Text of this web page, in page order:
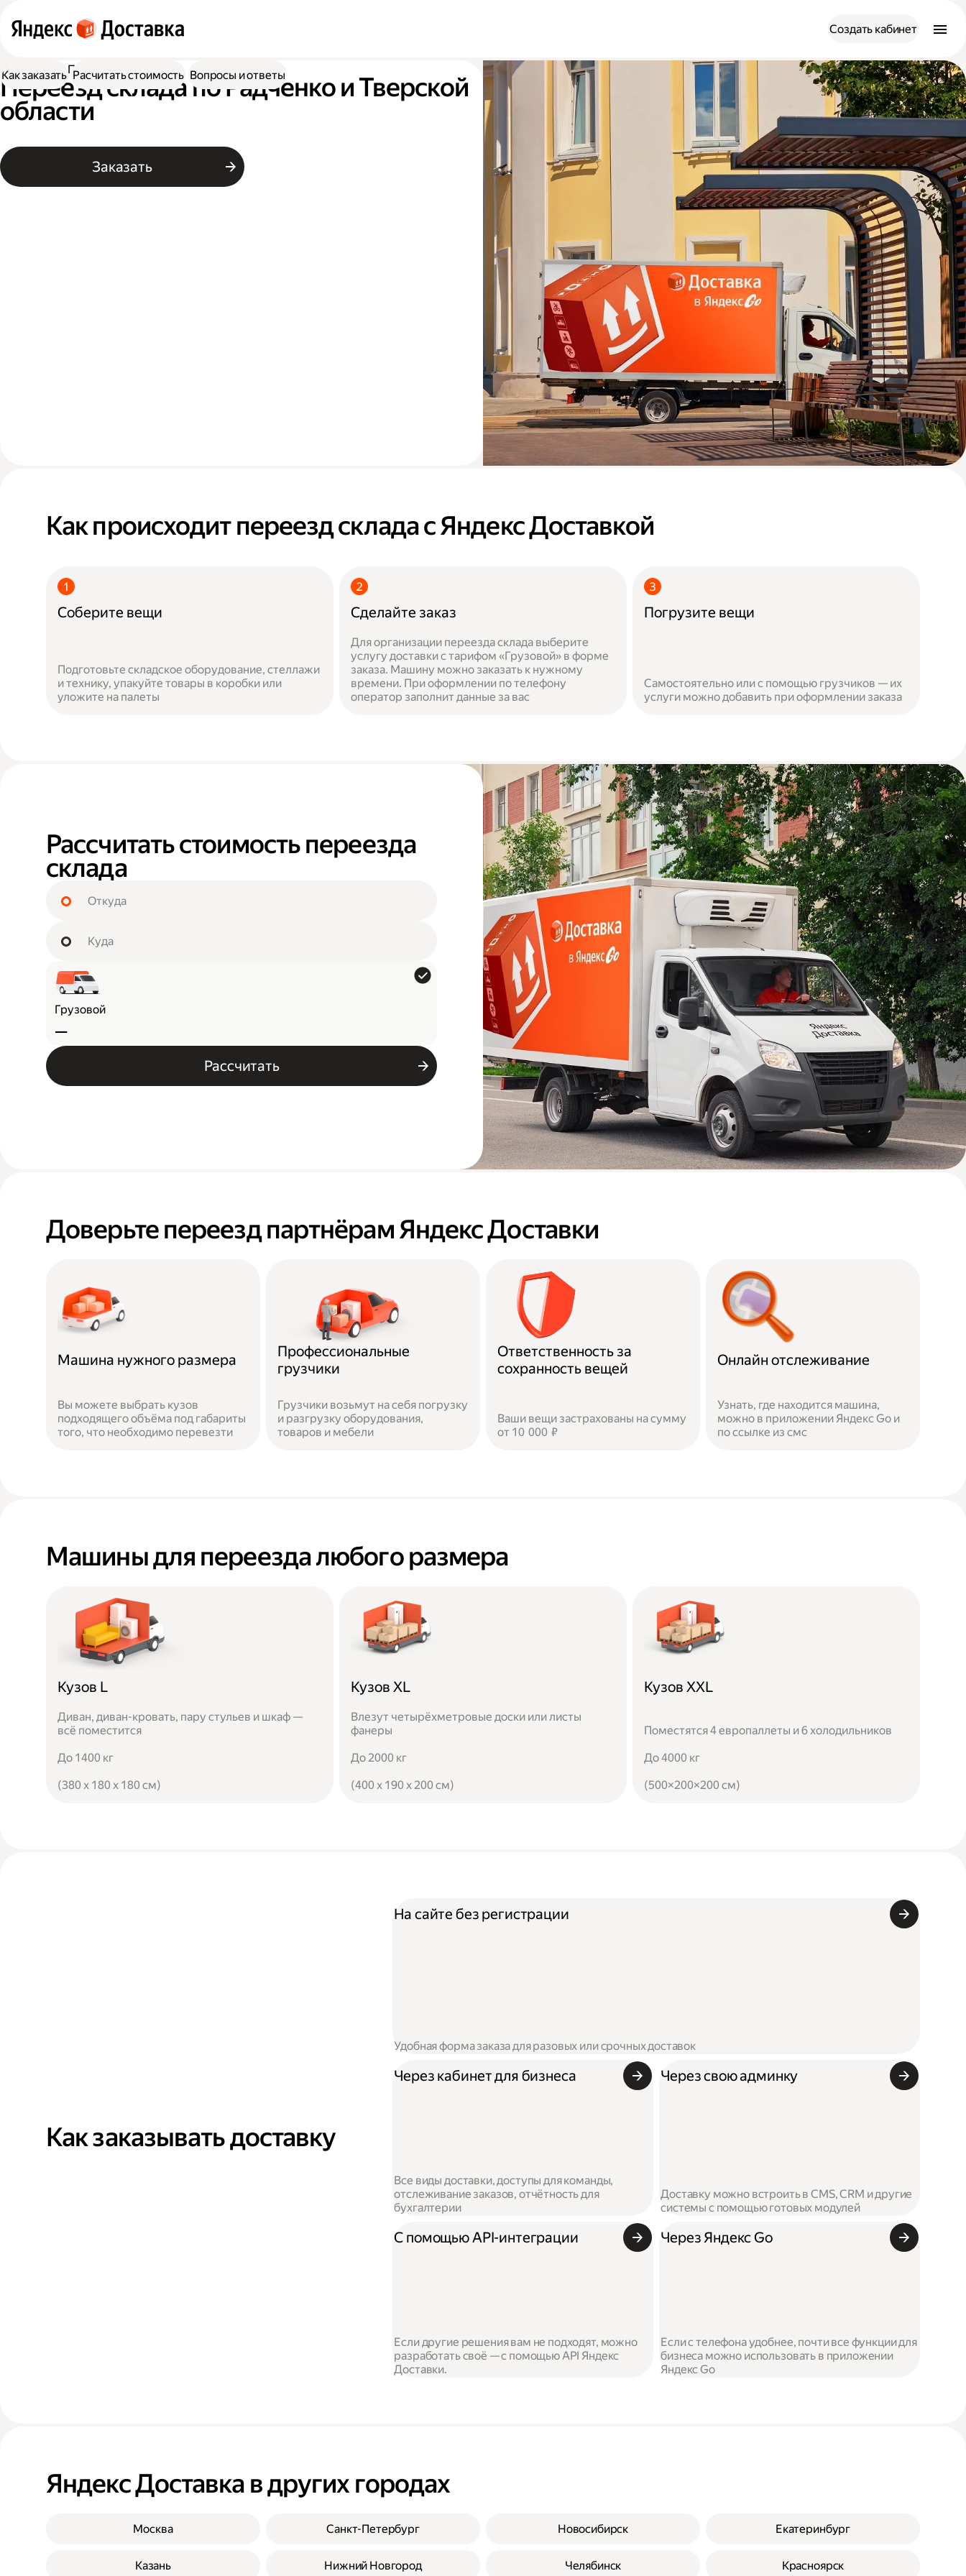
Создать кабинет
Доставка Переезд склада
Переезд склада по Радченко и Тверской
области
Заказать
Как заказать Расчитать стоимость Вопросы и ответы
Как происходит переезд склада с Яндекс Доставкой
Соберите вещи
Подготовьте складское оборудование, стеллажи
и технику, упакуйте товары в коробки или
уложите на палеты
Сделайте заказ
Для организации переезда склада выберите
услугу доставки с тарифом «Грузовой» в форме
заказа. Машину можно заказать к нужному
времени. При оформлении по телефону
оператор заполнит данные за вас
Погрузите вещи
Самостоятельно или с помощью грузчиков — их
услуги можно добавить при оформлении заказа
Рассчитать стоимость переезда
склада
Грузовой
—
Рассчитать
Доверьте переезд партнёрам Яндекс Доставки
Машина нужного размера
Вы можете выбрать кузов
подходящего объёма под габариты
того, что необходимо перевезти
Профессиональные
грузчики
Грузчики возьмут на себя погрузку
и разгрузку оборудования,
товаров и мебели
Ответственность за
сохранность вещей
Ваши вещи застрахованы на сумму
от 10 000 ₽
Онлайн отслеживание
Узнать, где находится машина,
можно в приложении Яндекс Go и
по ссылке из смс
Машины для переезда любого размера
Кузов L
Диван, диван-кровать, пару стульев и шкаф —
всё поместится
До 1400 кг
(380 x 180 x 180 см)
Кузов XL
Влезут четырёхметровые доски или листы
фанеры
До 2000 кг
(400 x 190 x 200 см)
Кузов XXL
Поместятся 4 европаллеты и 6 холодильников
До 4000 кг
(500×200×200 см)
Как заказывать доставку
На сайте без регистрации
Удобная форма заказа для разовых или срочных доставок
Через кабинет для бизнеса
Все виды доставки, доступы для команды,
отслеживание заказов, отчётность для
бухгалтерии
Через свою админку
Доставку можно встроить в CMS, CRM и другие
системы с помощью готовых модулей
С помощью API-интеграции
Если другие решения вам не подходят, можно
разработать своё — с помощью API Яндекс
Доставки.
Через Яндекс Go
Если с телефона удобнее, почти все функции для
бизнеса можно использовать в приложении
Яндекс Go
Яндекс Доставка в других городах
Москва Санкт-Петербург Новосибирск Екатеринбург
Казань Нижний Новгород Челябинск Красноярск